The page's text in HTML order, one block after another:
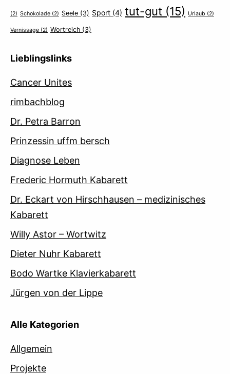
(2) Schokolade (2) Seele (3) Sport (4) tut-gut (15) Urlaub (2)
Vernissage (2) Wortreich (3)
Lieblingslinks
Cancer Unites
rimbachblog
Dr. Petra Barron
Prinzessin uffm bersch
Diagnose Leben
Frederic Hormuth Kabarett
Dr. Eckart von Hirschhausen – medizinisches
Kabarett
Willy Astor – Wortwitz
Dieter Nuhr Kabarett
Bodo Wartke Klavierkabarett
Jürgen von der Lippe
Alle Kategorien
Allgemein
Projekte